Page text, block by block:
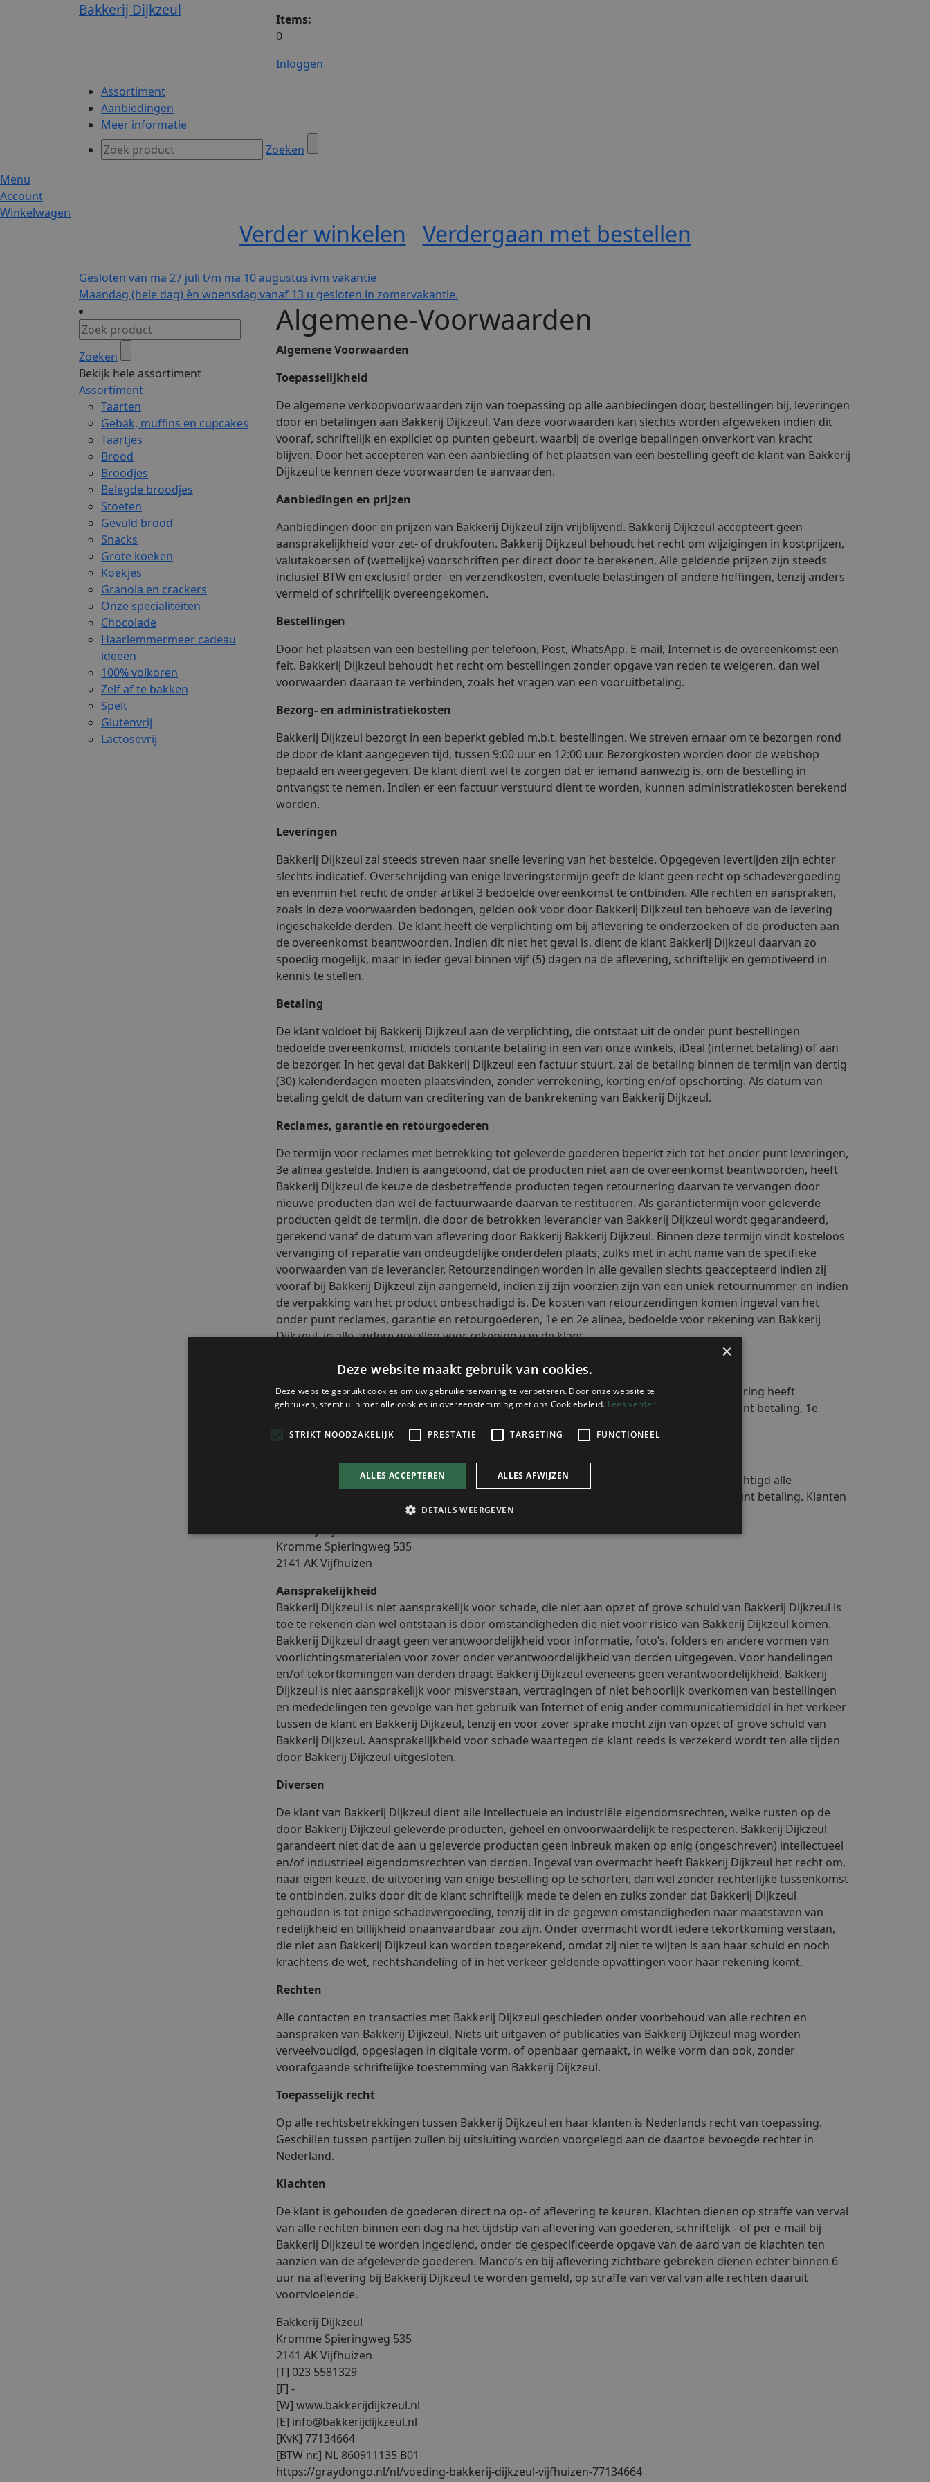
Bakkerij Dijkzeul
Items:
0
Inloggen
Assortiment
Aanbiedingen
Meer informatie
Zoeken
Menu
Account
Winkelwagen
Verder winkelen Verdergaan met bestellen
Gesloten van ma 27 juli t/m ma 10 augustus ivm vakantie
Maandag (hele dag) èn woensdag vanaf 13 u gesloten in zomervakantie.
Zoeken
Bekijk hele assortiment
Assortiment
Taarten
Gebak, muffins en cupcakes
Taartjes
Brood
Broodjes
Belegde broodjes
Stoeten
Gevuld brood
Snacks
Grote koeken
Koekjes
Granola en crackers
Onze specialiteiten
Chocolade
Haarlemmermeer cadeau
ideeën
100% volkoren
Zelf af te bakken
Spelt
Glutenvrij
Lactosevrij
Algemene-Voorwaarden
Algemene Voorwaarden
Toepasselijkheid
De algemene verkoopvoorwaarden zijn van toepassing op alle aanbiedingen door, bestellingen bij, leveringen
door en betalingen aan Bakkerij Dijkzeul. Van deze voorwaarden kan slechts worden afgeweken indien dit
vooraf, schriftelijk en expliciet op punten gebeurt, waarbij de overige bepalingen onverkort van kracht
blijven. Door het accepteren van een aanbieding of het plaatsen van een bestelling geeft de klant van Bakkerij
Dijkzeul te kennen deze voorwaarden te aanvaarden.
Aanbiedingen en prijzen
Aanbiedingen door en prijzen van Bakkerij Dijkzeul zijn vrijblijvend. Bakkerij Dijkzeul accepteert geen
aansprakelijkheid voor zet- of drukfouten. Bakkerij Dijkzeul behoudt het recht om wijzigingen in kostprijzen,
valutakoersen of (wettelijke) voorschriften per direct door te berekenen. Alle geldende prijzen zijn steeds
inclusief BTW en exclusief order- en verzendkosten, eventuele belastingen of andere heffingen, tenzij anders
vermeld of schriftelijk overeengekomen.
Bestellingen
Door het plaatsen van een bestelling per telefoon, Post, WhatsApp, E-mail, Internet is de overeenkomst een
feit. Bakkerij Dijkzeul behoudt het recht om bestellingen zonder opgave van reden te weigeren, dan wel
voorwaarden daaraan te verbinden, zoals het vragen van een vooruitbetaling.
Bezorg- en administratiekosten
Bakkerij Dijkzeul bezorgt in een beperkt gebied m.b.t. bestellingen. We streven ernaar om te bezorgen rond
de door de klant aangegeven tijd, tussen 9:00 uur en 12:00 uur. Bezorgkosten worden door de webshop
bepaald en weergegeven. De klant dient wel te zorgen dat er iemand aanwezig is, om de bestelling in
ontvangst te nemen. Indien er een factuur verstuurd dient te worden, kunnen administratiekosten berekend
worden.
Leveringen
Bakkerij Dijkzeul zal steeds streven naar snelle levering van het bestelde. Opgegeven levertijden zijn echter
slechts indicatief. Overschrijding van enige leveringstermijn geeft de klant geen recht op schadevergoeding
en evenmin het recht de onder artikel 3 bedoelde overeenkomst te ontbinden. Alle rechten en aanspraken,
zoals in deze voorwaarden bedongen, gelden ook voor door Bakkerij Dijkzeul ten behoeve van de levering
ingeschakelde derden. De klant heeft de verplichting om bij aflevering te onderzoeken of de producten aan
de overeenkomst beantwoorden. Indien dit niet het geval is, dient de klant Bakkerij Dijkzeul daarvan zo
spoedig mogelijk, maar in ieder geval binnen vijf (5) dagen na de aflevering, schriftelijk en gemotiveerd in
kennis te stellen.
Betaling
De klant voldoet bij Bakkerij Dijkzeul aan de verplichting, die ontstaat uit de onder punt bestellingen
bedoelde overeenkomst, middels contante betaling in een van onze winkels, iDeal (internet betaling) of aan
de bezorger. In het geval dat Bakkerij Dijkzeul een factuur stuurt, zal de betaling binnen de termijn van dertig
(30) kalenderdagen moeten plaatsvinden, zonder verrekening, korting en/of opschorting. Als datum van
betaling geldt de datum van creditering van de bankrekening van Bakkerij Dijkzeul.
Reclames, garantie en retourgoederen
De termijn voor reclames met betrekking tot geleverde goederen beperkt zich tot het onder punt leveringen,
3e alinea gestelde. Indien is aangetoond, dat de producten niet aan de overeenkomst beantwoorden, heeft
Bakkerij Dijkzeul de keuze de desbetreffende producten tegen retournering daarvan te vervangen door
nieuwe producten dan wel de factuurwaarde daarvan te restitueren. Als garantietermijn voor geleverde
producten geldt de termijn, die door de betrokken leverancier van Bakkerij Dijkzeul wordt gegarandeerd,
gerekend vanaf de datum van aflevering door Bakkerij Bakkerij Dijkzeul. Binnen deze termijn vindt kosteloos
vervanging of reparatie van ondeugdelijke onderdelen plaats, zulks met in acht name van de specifieke
voorwaarden van de leverancier. Retourzendingen worden in alle gevallen slechts geaccepteerd indien zij
vooraf bij Bakkerij Dijkzeul zijn aangemeld, indien zij zijn voorzien zijn van een uniek retournummer en indien
de verpakking van het product onbeschadigd is. De kosten van retourzendingen komen ingeval van het
onder punt reclames, garantie en retourgoederen, 1e en 2e alinea, bedoelde voor rekening van Bakkerij
Dijkzeul, in alle andere gevallen voor rekening van de klant.
Overdracht van risico en eigendom
Het risico van het geleverde gaat van Bakkerij Dijkzeul over naar de klant, zodra de aflevering heeft
plaatsgevonden. De eigendom gaat evenwel pas over, indien de klant aan al zijn onder punt betaling, 1e
Indien de klant aan Bakkerij Dijkzeul opgave doet van een adres is Bakkerij Dijkzeul gerechtigd alle
bestellingen aan dat adres te verzenden met behoud van alle rechten zoals bedoeld in punt betaling. Klanten
zijn verplicht adreswijzigingen schriftelijk te melden aan
Kromme Spieringweg 535
2141 AK Vijfhuizen
Aansprakelijkheid
Bakkerij Dijkzeul is niet aansprakelijk voor schade, die niet aan opzet of grove schuld van Bakkerij Dijkzeul is
toe te rekenen dan wel ontstaan is door omstandigheden die niet voor risico van Bakkerij Dijkzeul komen.
Bakkerij Dijkzeul draagt geen verantwoordelijkheid voor informatie, foto’s, folders en andere vormen van
voorlichtingsmaterialen voor zover onder verantwoordelijkheid van derden uitgegeven. Voor handelingen
en/of tekortkomingen van derden draagt Bakkerij Dijkzeul eveneens geen verantwoordelijkheid. Bakkerij
Dijkzeul is niet aansprakelijk voor misverstaan, vertragingen of niet behoorlijk overkomen van bestellingen
en mededelingen ten gevolge van het gebruik van Internet of enig ander communicatiemiddel in het verkeer
tussen de klant en Bakkerij Dijkzeul, tenzij en voor zover sprake mocht zijn van opzet of grove schuld van
Bakkerij Dijkzeul. Aansprakelijkheid voor schade waartegen de klant reeds is verzekerd wordt ten alle tijden
door Bakkerij Dijkzeul uitgesloten.
Diversen
De klant van Bakkerij Dijkzeul dient alle intellectuele en industriële eigendomsrechten, welke rusten op de
door Bakkerij Dijkzeul geleverde producten, geheel en onvoorwaardelijk te respecteren. Bakkerij Dijkzeul
garandeert niet dat de aan u geleverde producten geen inbreuk maken op enig (ongeschreven) intellectueel
en/of industrieel eigendomsrechten van derden. Ingeval van overmacht heeft Bakkerij Dijkzeul het recht om,
naar eigen keuze, de uitvoering van enige bestelling op te schorten, dan wel zonder rechterlijke tussenkomst
te ontbinden, zulks door dit de klant schriftelijk mede te delen en zulks zonder dat Bakkerij Dijkzeul
gehouden is tot enige schadevergoeding, tenzij dit in de gegeven omstandigheden naar maatstaven van
redelijkheid en billijkheid onaanvaardbaar zou zijn. Onder overmacht wordt iedere tekortkoming verstaan,
die niet aan Bakkerij Dijkzeul kan worden toegerekend, omdat zij niet te wijten is aan haar schuld en noch
krachtens de wet, rechtshandeling of in het verkeer geldende opvattingen voor haar rekening komt.
Rechten
Alle contacten en transacties met Bakkerij Dijkzeul geschieden onder voorbehoud van alle rechten en
aanspraken van Bakkerij Dijkzeul. Niets uit uitgaven of publicaties van Bakkerij Dijkzeul mag worden
verveelvoudigd, opgeslagen in digitale vorm, of openbaar gemaakt, in welke vorm dan ook, zonder
voorafgaande schriftelijke toestemming van Bakkerij Dijkzeul.
Toepasselijk recht
Op alle rechtsbetrekkingen tussen Bakkerij Dijkzeul en haar klanten is Nederlands recht van toepassing.
Geschillen tussen partijen zullen bij uitsluiting worden voorgelegd aan de daartoe bevoegde rechter in
Nederland.
Klachten
De klant is gehouden de goederen direct na op- of aflevering te keuren. Klachten dienen op straffe van verval
van alle rechten binnen een dag na het tijdstip van aflevering van goederen, schriftelijk - of per e-mail bij
Bakkerij Dijkzeul te worden ingediend, onder de gespecificeerde opgave van de aard van de klachten ten
aanzien van de afgeleverde goederen. Manco’s en bij aflevering zichtbare gebreken dienen echter binnen 6
uur na aflevering bij Bakkerij Dijkzeul te worden gemeld, op straffe van verval van alle rechten daaruit
voortvloeiende.
Bakkerij Dijkzeul
Kromme Spieringweg 535
2141 AK Vijfhuizen
[T] 023 5581329
[F] -
[W] www.bakkerijdijkzeul.nl
[E] info@bakkerijdijkzeul.nl
[KvK] 77134664
[BTW nr.] NL 860911135 B01
https://graydongo.nl/nl/voeding-bakkerij-dijkzeul-vijfhuizen-77134664